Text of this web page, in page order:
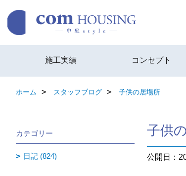
施工実績 コンセプト
ホーム スタッフブログ 子供の居場所
子供
公開日：
カテゴリー
日記 (824)